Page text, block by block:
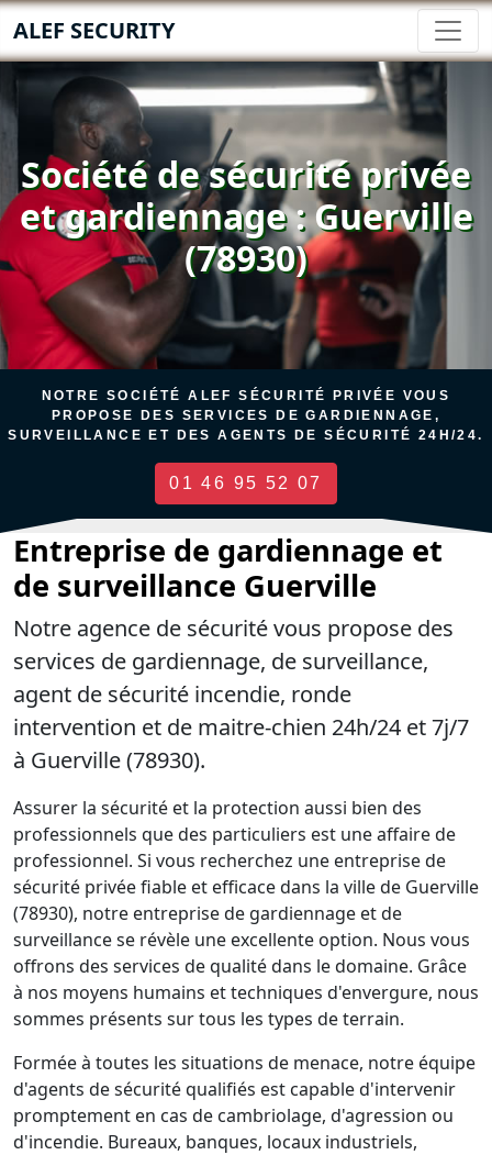
ALEF SECURITY
Société de sécurité privée
et gardiennage : Guerville
(78930)
NOTRE SOCIÉTÉ ALEF SÉCURITÉ PRIVÉE VOUS
PROPOSE DES SERVICES DE GARDIENNAGE,
SURVEILLANCE ET DES AGENTS DE SÉCURITÉ 24H/24.
01 46 95 52 07
Entreprise de gardiennage et
de surveillance Guerville
Notre agence de sécurité vous propose des
services de gardiennage, de surveillance,
agent de sécurité incendie, ronde
intervention et de maitre-chien 24h/24 et 7j/7
à Guerville (78930).
Assurer la sécurité et la protection aussi bien des
professionnels que des particuliers est une affaire de
professionnel. Si vous recherchez une entreprise de
sécurité privée fiable et efficace dans la ville de Guerville
(78930), notre entreprise de gardiennage et de
surveillance se révèle une excellente option. Nous vous
offrons des services de qualité dans le domaine. Grâce
à nos moyens humains et techniques d'envergure, nous
sommes présents sur tous les types de terrain.
Formée à toutes les situations de menace, notre équipe
d'agents de sécurité qualifiés est capable d'intervenir
promptement en cas de cambriolage, d'agression ou
d'incendie. Bureaux, banques, locaux industriels,